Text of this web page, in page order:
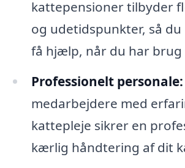
kattepensioner tilbyder
og udetidspunkter, så
få hjælp, når du har brug
Professionelt personale:
medarbejdere med
kattepleje sikrer en
kærlig håndtering af dit